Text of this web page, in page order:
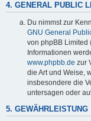
4. GENERAL PUBLIC
Du nimmst zur
GNU General
von phpBB Limited
Informationen
www.phpbb.de zur
die Art und Weise,
insbesondere die
untersagen oder
5. GEWÄHRLEISTUNG